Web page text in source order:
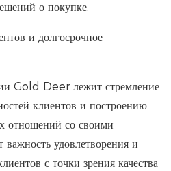
о покупке.
и долгосрочное
Gold Deer лежит стремление
клиентов и построению
отношений со своими
удовлетворения и
с точки зрения качества